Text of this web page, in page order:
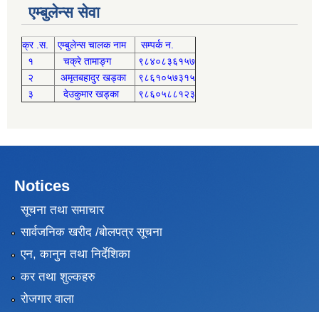
एम्बुलेन्स सेवा
क्र .स. एम्बुलेन्स चालक नाम
सम्पर्क न.
१
चक्रे तामाङ्ग
९८४०८३६१५७
२
अमृतबहादुर खड्का
९८६१०५७३१५
३
देउकुमार खड्का ९८६०५८८१२३
Notices
सूचना तथा समाचार
सार्वजनिक खरीद /बोलपत्र सूचना
एन, कानुन तथा निर्देशिका
कर तथा शुल्कहरु
रोजगार वाला